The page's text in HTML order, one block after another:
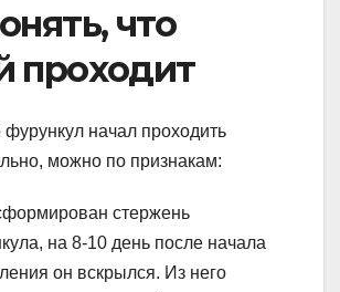
что
проходит
фурункул начал проходить
можно по признакам:
стержень
на 8-10 день после начала
он вскрылся. Из него